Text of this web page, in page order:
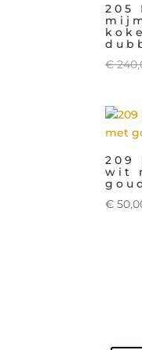
205
€
209
wit
€